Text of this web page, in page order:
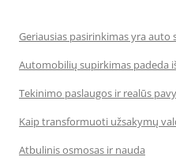
Geriausias pasirinkimas yra auto
Automobilių supirkimas padeda
Tekinimo paslaugos ir realūs
Kaip transformuoti užsakymų
Atbulinis osmosas ir nauda